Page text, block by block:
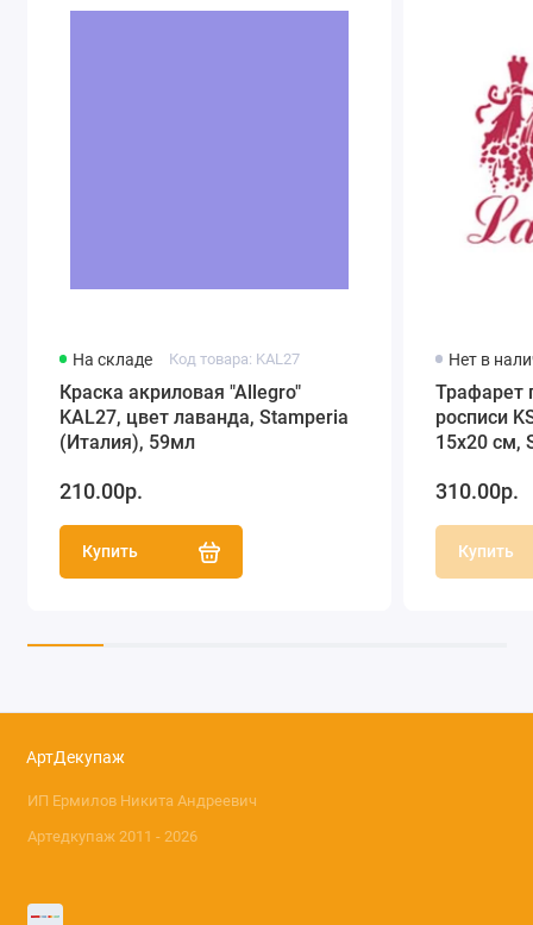
На складе Код товара: KAL27
Краска акриловая "Allegro"
KAL27, цвет лаванда, Stamperia
(Италия), 59мл
210.00р.
Купить
Нет в
Трафарет
росписи
15х20 см,
310.00р.
Купить
АртДекупаж
ИП Ермилов Никита Андреевич
Артедкупаж 2011 - 2026